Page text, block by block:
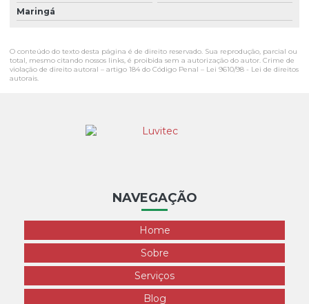
Maringá
O conteúdo do texto desta página é de direito reservado. Sua reprodução, parcial ou
total, mesmo citando nossos links, é proibida sem a autorização do autor. Crime de
violação de direito autoral – artigo 184 do Código Penal – Lei 9610/98 - Lei de direitos
autorais.
NAVEGAÇÃO
Home
Sobre
Serviços
Blog